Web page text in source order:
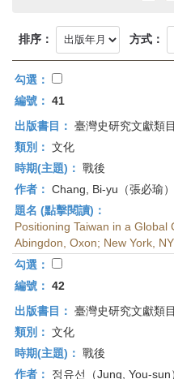
首
頁
排序： 方式：
勾選：
編號： 41
出版書目： 臺灣史研究文獻類
類別： 文化
時期(主題)： 戰後
作者： Chang, Bi-yu（張必瑜
題名 (點擊閱讀)：
Positioning Taiwan in a Global
Abingdon, Oxon; New York,
勾選：
編號： 42
出版書目： 臺灣史研究文獻類
類別： 文化
時期(主題)： 戰後
作者：
정유선（Jung, You-sun